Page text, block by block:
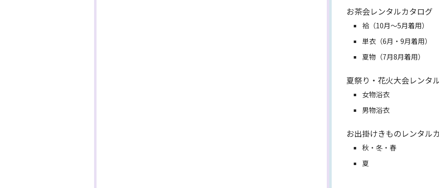
お茶会レンタルカタログ
袷（10月～5月着用）
単衣（6月・9月着用）
夏物（7月8月着用）
夏祭り・花火大会レンタ
女物浴衣
男物浴衣
お出掛けきものレンタル
秋・冬・春
夏